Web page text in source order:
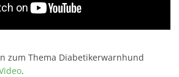
zum Thema Diabetikerwarnhund
.